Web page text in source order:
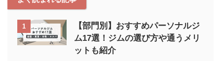
UNDER ARMOURやNEW
BALANCEなど多くのジム ...
1
【部門別】おすすめパーソナルジ
ム17選！ジムの選び方や通うメリ
ットも紹介